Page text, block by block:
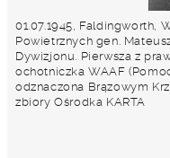
01.07.1945, Faldingworth,
Powietrznych gen.
Dywizjonu. Pierwsza z
ochotniczka WAAF
odznaczona Brązowym
zbiory Ośrodka KARTA